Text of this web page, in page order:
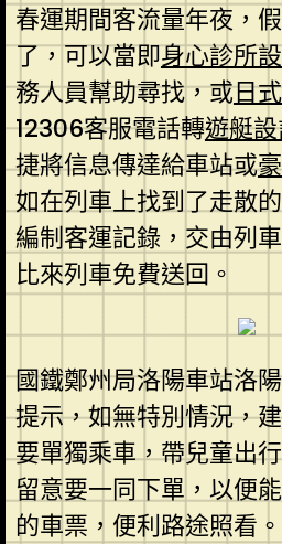
春運期間客流量年夜，
了，可以當即身心診所
務人員幫助尋找，或日
12306客服電話轉遊艇
捷將信息傳達給車站或
如在列車上找到了走散
編制客運記錄，交由列
比來列車免費送回。
國鐵鄭州局洛陽車站洛
提示，如無特別情況，
要單獨乘車，帶兒童出
留意要一同下單，以便
的車票，便利路途照看。